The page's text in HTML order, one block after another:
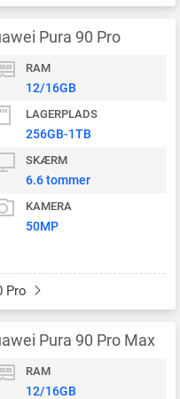
Pura 90 Pro
RAM
12/16GB
LAGERPLADS
256GB-1TB
SKÆRM
6.6 tommer
KAMERA
50MP
Pro
Pura 90 Pro Max
RAM
12/16GB